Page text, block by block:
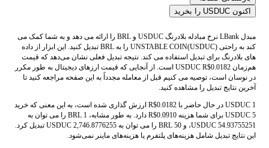
اکنون USDUC را بخرید
مبدل LBank نرخ مبادله بلادرنگ USDUC و BRL را ارائه می دهد و به شما کمک می
کند به راحتی UNSTABLE COIN(USDUC) را به BRL تبدیل کنید. این ابزار از داده
های بلادرنگ برای تبدیل استفاده می کند. نتیجه تبدیل فعلی نشان می‌دهد که قیمت
هم‌زمان USDUC R$0.0182 است. از آنجایی که قیمت ارزهای دیجیتال به طور مکرر
در نوسان است، توصیه می کنیم قبل از معامله مجدداً به این صفحه مراجعه کنید تا
آخرین نتایج تبدیل را مشاهده کنید.
1 USDUC در حال حاضر با R$0.0182 ارزش گذاری شده است، به این معنی که خرید
5 USDUC برای شما هزینه R$0.0910 دارد. به طور مشابه، 1 BRL را می توان به
54.93755251 USDUC، و 50 BRL را می توان به 2,746.8776255 USDUC تبدیل کرد.
این نتایج تبدیل شامل هزینه‌های پلتفرم یا هزینه‌های ماینر نمی‌شود.